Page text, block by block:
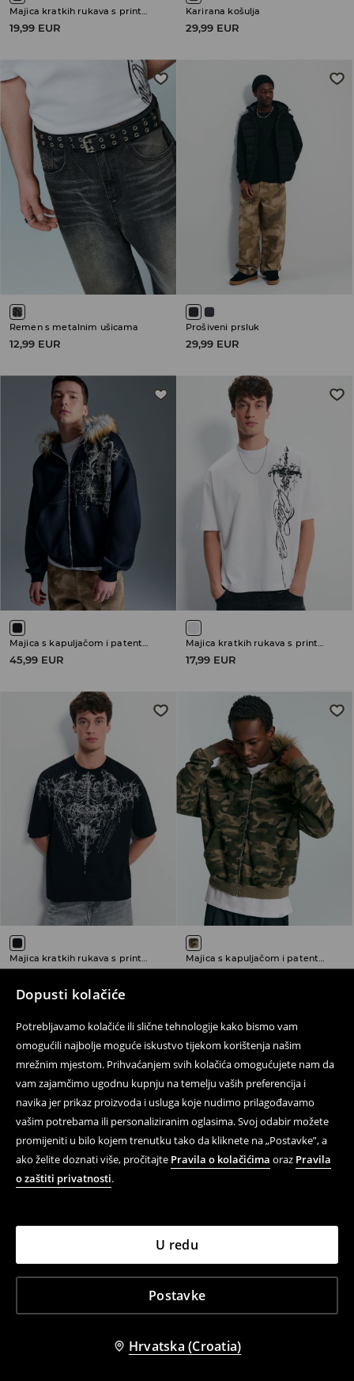
Dopusti kolačiće
Potrebljavamo kolačiće ili slične tehnologije kako bismo vam
omogućili najbolje moguće iskustvo tijekom korištenja našim
mrežnim mjestom. Prihvaćanjem svih kolačića omogućujete nam da
vam zajamčimo ugodnu kupnju na temelju vaših preferencija i
navika jer prikaz proizvoda i usluga koje nudimo prilagođavamo
vašim potrebama ili personaliziranim oglasima. Svoj odabir možete
promijeniti u bilo kojem trenutku tako da kliknete na „Postavke”, a
ako želite doznati više, pročitajte Pravila o kolačićima oraz Pravila
o zaštiti privatnosti.
Postavke
U redu
Hrvatska (Croatia)
Majica kratkih rukava s printom Red Hot Chili Peppers
19,99 EUR
Karirana košulja
29,99 EUR
Remen s metalnim ušicama
12,99 EUR
Prošiveni prsluk
29,99 EUR
45,99 EUR 17,99 EUR
Majica kratkih rukava s printom Majica s kapuljačom i patentnim zatvaračem
35,99 EUR